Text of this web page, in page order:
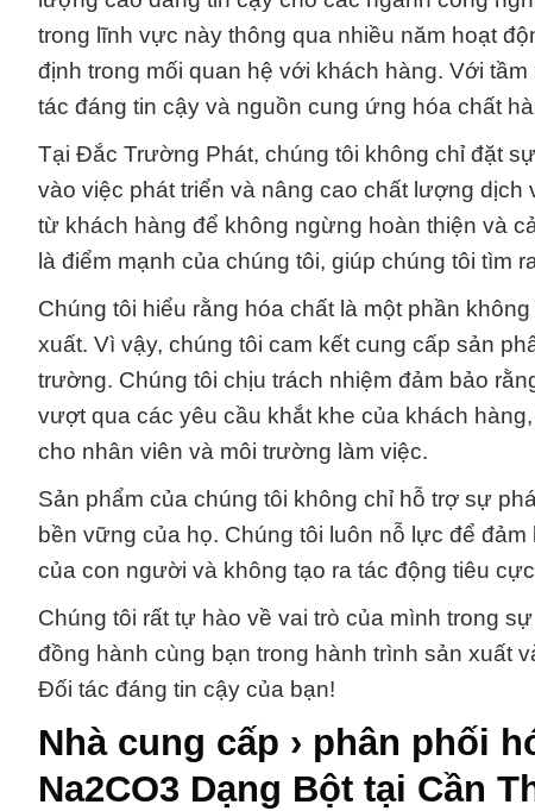
trong lĩnh vực này thông qua nhiều năm hoạt
định trong mối quan hệ với khách hàng. Với
tác đáng tin cậy và nguồn cung ứng hóa chất
Tại Đắc Trường Phát, chúng tôi không chỉ đặt
vào việc phát triển và nâng cao chất lượng
từ khách hàng để không ngừng hoàn thiện và
là điểm mạnh của chúng tôi, giúp chúng tôi tìm
Chúng tôi hiểu rằng hóa chất là một phần
xuất. Vì vậy, chúng tôi cam kết cung cấp sản
trường. Chúng tôi chịu trách nhiệm đảm bảo
vượt qua các yêu cầu khắt khe của khách
cho nhân viên và môi trường làm việc.
Sản phẩm của chúng tôi không chỉ hỗ trợ sự
bền vững của họ. Chúng tôi luôn nỗ lực để
của con người và không tạo ra tác động tiêu
Chúng tôi rất tự hào về vai trò của mình trong
đồng hành cùng bạn trong hành trình sản xuất
Đối tác đáng tin cậy của bạn!
Nhà cung cấp › phân phối
Na2CO3 Dạng Bột tại Cần